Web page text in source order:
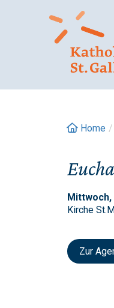
Home /
Mittwoch,
Kirche
Zur